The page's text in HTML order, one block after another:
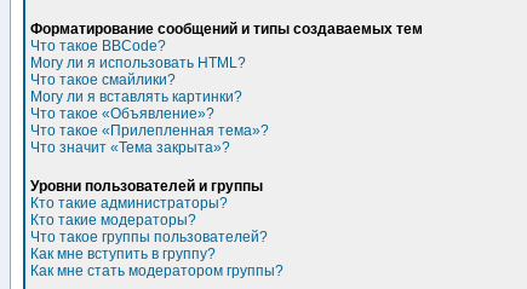
Форматирование сообщений и типы создаваемых тем
Что такое BBCode?
Могу ли я использовать HTML?
Что такое смайлики?
Могу ли я вставлять картинки?
Что такое «Объявление»?
Что такое «Прилепленная тема»?
Что значит «Тема закрыта»?
Уровни пользователей и группы
Кто такие администраторы?
Кто такие модераторы?
Что такое группы пользователей?
Как мне вступить в группу?
Как мне стать модератором группы?